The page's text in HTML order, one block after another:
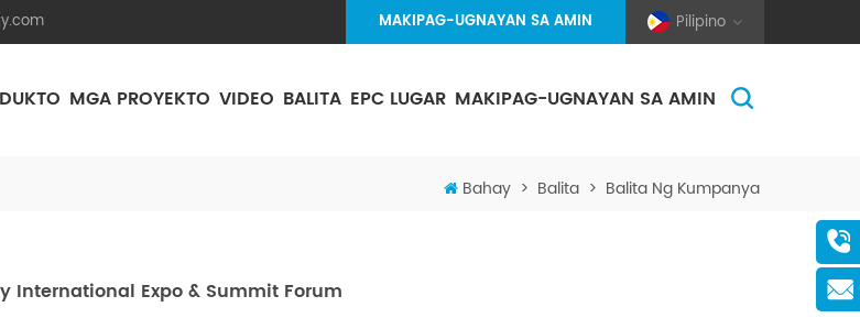
Pilipino
MAKIPAG-UGNAYAN SA AMIN
MGA PROYEKTO VIDEO BALITA EPC LUGAR MAKIPAG-UGNAYAN SA AMIN
Bahay > Balita > Balita Ng Kumpanya
International Expo & Summit Forum